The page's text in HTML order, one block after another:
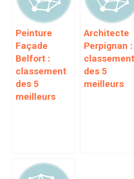
Peinture
Façade
Belfort :
classement
des 5
meilleurs
Architecte
Perpignan :
classement
des 5
meilleurs